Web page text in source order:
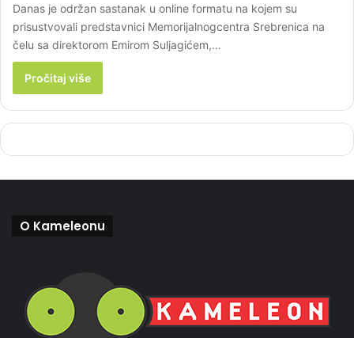
Danas je održan sastanak u online formatu na kojem su
prisustvovali predstavnici Memorijalnogcentra Srebrenica na
čelu sa direktorom Emirom Suljagićem,…
Pročitaj više
O Kameleonu